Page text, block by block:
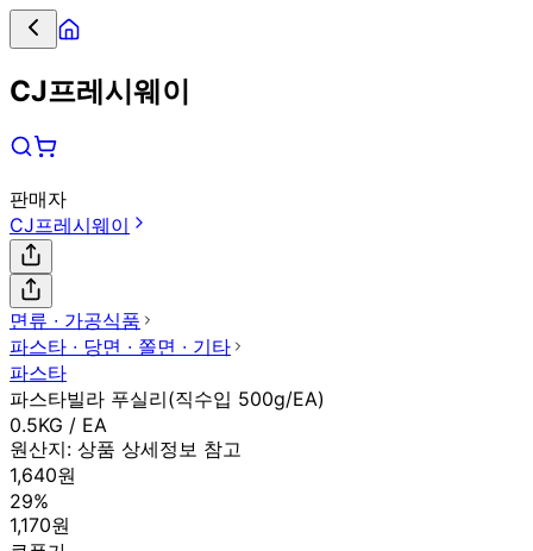
CJ프레시웨이
판매자
CJ프레시웨이
면류 ∙ 가공식품
파스타 ∙ 당면 ∙ 쫄면 ∙ 기타
파스타
파스타빌라 푸실리(직수입 500g/EA)
0.5KG / EA
원산지: 상품 상세정보 참고
1,640원
29%
1,170원